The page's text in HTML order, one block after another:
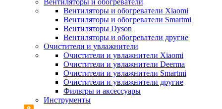
Вентиляторы и обогреватели
Вентиляторы и обогреватели Xiaomi
Вентиляторы и обогреватели Smartmi
Вентиляторы Dyson
Вентиляторы и обогреватели другие
Очистители и увлажнители
Очистители и увлажнители Xiaomi
Очистители и увлажнители Deerma
Очистители и увлажнители Smartmi
Очистители и увлажнители другие
Фильтры и аксессуары
Инструменты